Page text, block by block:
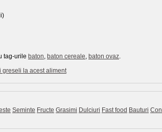
tag-urile baton, baton cereale, baton ovaz.
greseli la acest aliment
Seminte Fructe Grasimi Dulciuri Fast food Bauturi